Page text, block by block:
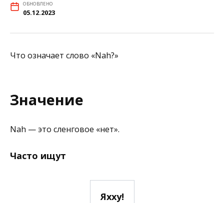
ОБНОВЛЕНО
05.12.2023
Что означает слово «Nah?»
Значение
Nah — это сленговое «нет».
Часто ищут
Яхху!